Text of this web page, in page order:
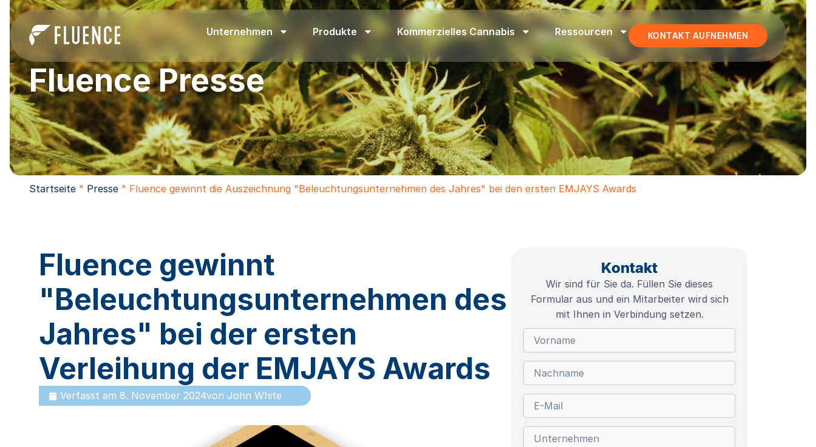
Unternehmen Produkte Kommerzielles Cannabis Ressourcen KONTAKT AUFNEHMEN
Fluence Presse
Startseite " Presse " Fluence gewinnt die Auszeichnung "Beleuchtungsunternehmen des Jahres" bei den ersten EMJAYS Awards
Fluence gewinnt
"Beleuchtungsunternehmen des
Jahres" bei der ersten
Verleihung der EMJAYS Awards
Verfasst am 8. November 2024von John White
Kontakt
Wir sind für Sie da. Füllen Sie dieses
Formular aus und ein Mitarbeiter wird sich
mit Ihnen in Verbindung setzen.